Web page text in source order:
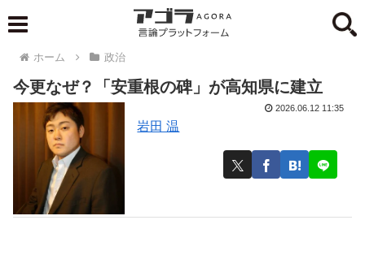
ホーム 政治
今更なぜ？「安重根の碑」が高知県に建立
岩田 温
2026.06.12 11:35